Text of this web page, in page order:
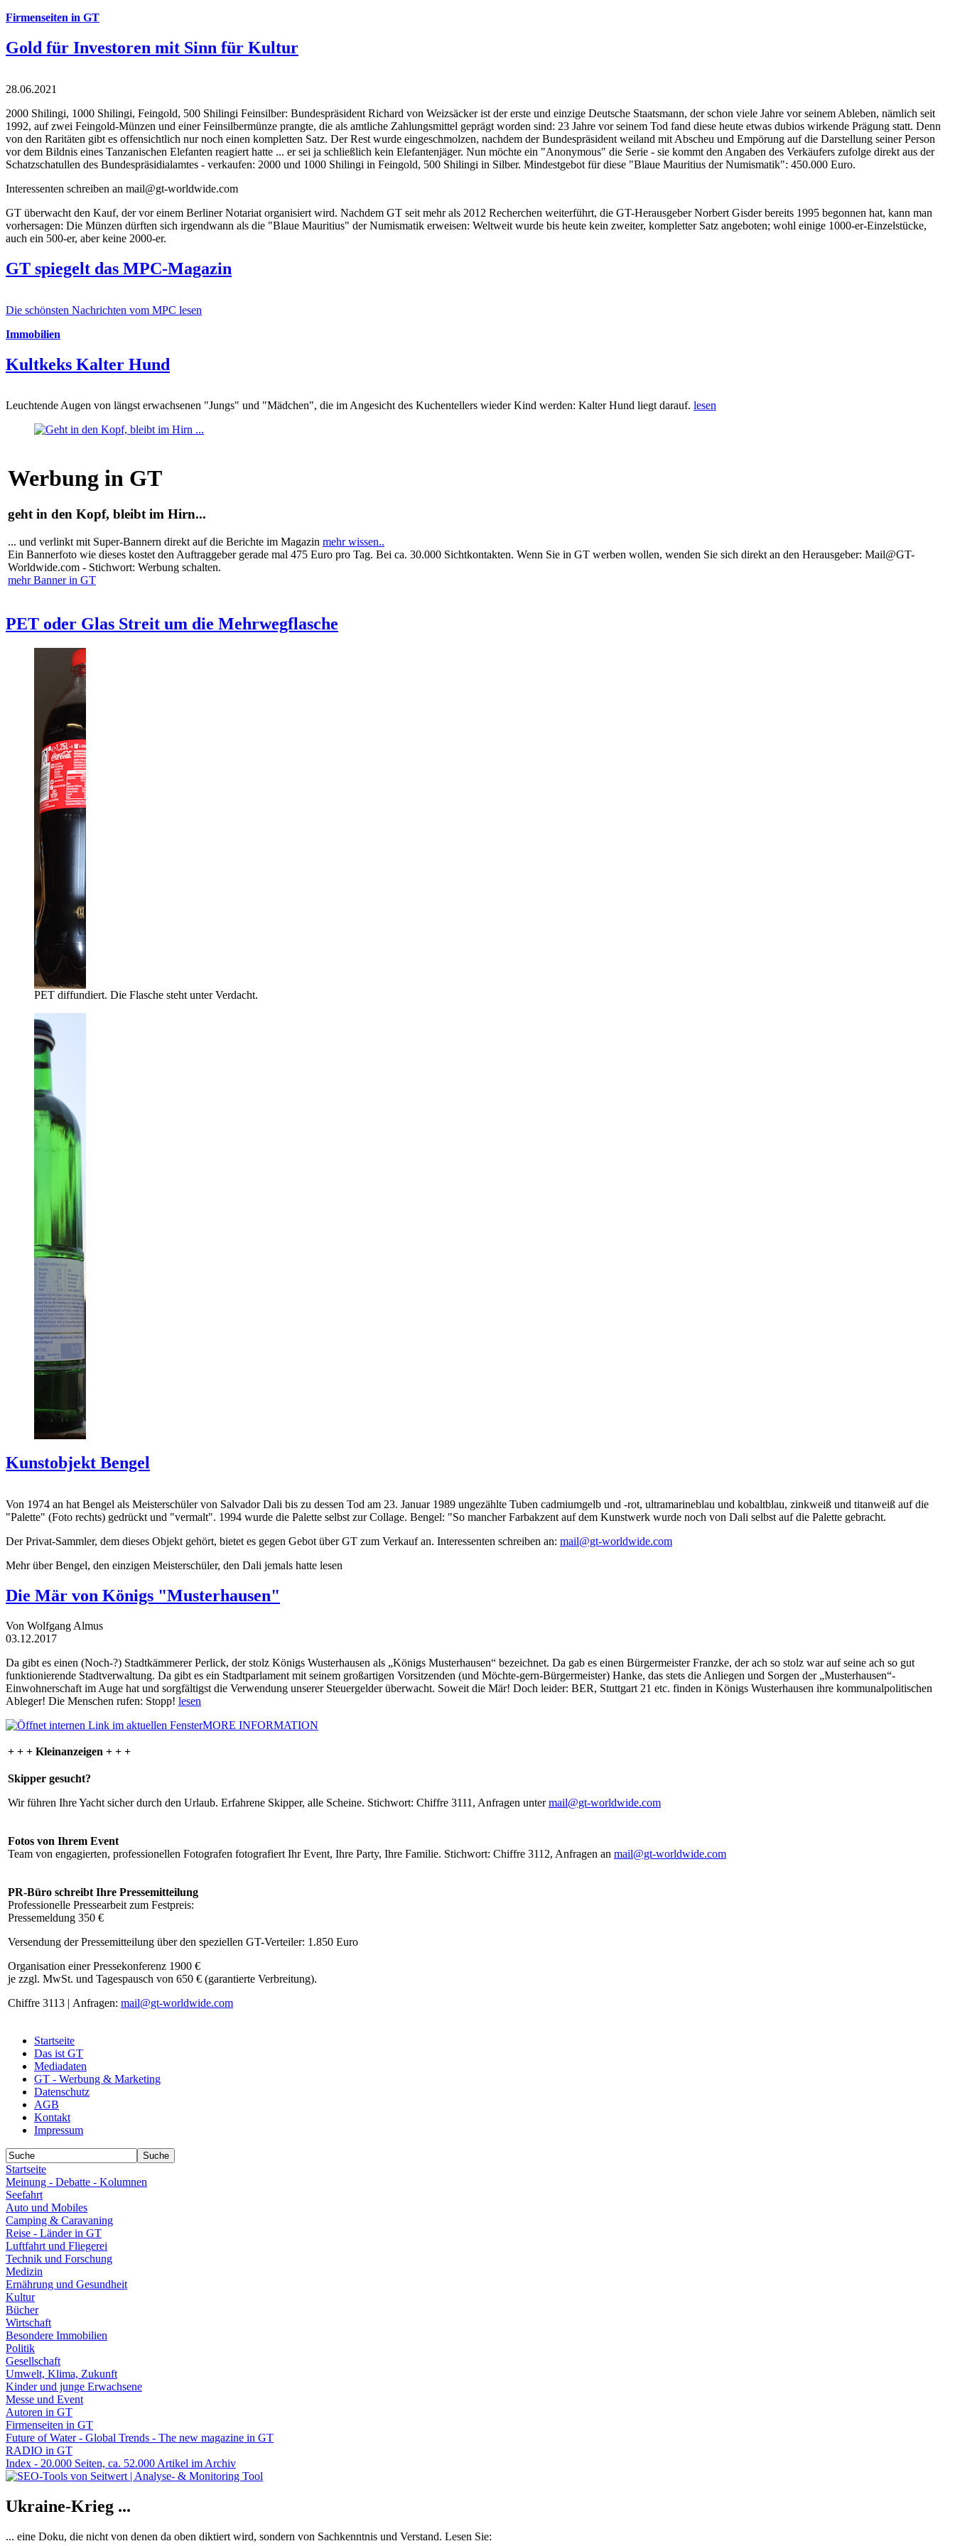
Firmenseiten in GT
Gold für Investoren mit Sinn für Kultur
28.06.2021
2000 Shilingi, 1000 Shilingi, Feingold, 500 Shilingi Feinsilber: Bundespräsident Richard von Weizsäcker ist der erste und einzige Deutsche Staatsmann, der schon viele Jahre vor seinem Ableben, nämlich seit
1992, auf zwei Feingold-Münzen und einer Feinsilbermünze prangte, die als amtliche Zahlungsmittel geprägt worden sind: 23 Jahre vor seinem Tod fand diese heute etwas dubios wirkende Prägung statt. Denn
von den Raritäten gibt es offensichtlich nur noch einen kompletten Satz. Der Rest wurde eingeschmolzen, nachdem der Bundespräsident weiland mit Abscheu und Empörung auf die Darstellung seiner Person
vor dem Bildnis eines Tanzanischen Elefanten reagiert hatte ... er sei ja schließlich kein Elefantenjäger. Nun möchte ein "Anonymous" die Serie - sie kommt den Angaben des Verkäufers zufolge direkt aus der
Schatzschatullen des Bundespräsidialamtes - verkaufen: 2000 und 1000 Shilingi in Feingold, 500 Shilingi in Silber. Mindestgebot für diese "Blaue Mauritius der Numismatik": 450.000 Euro.
Interessenten schreiben an mail@gt-worldwide.com
GT überwacht den Kauf, der vor einem Berliner Notariat organisiert wird. Nachdem GT seit mehr als 2012 Recherchen weiterführt, die GT-Herausgeber Norbert Gisder bereits 1995 begonnen hat, kann man
vorhersagen: Die Münzen dürften sich irgendwann als die "Blaue Mauritius" der Numismatik erweisen: Weltweit wurde bis heute kein zweiter, kompletter Satz angeboten; wohl einige 1000-er-Einzelstücke,
auch ein 500-er, aber keine 2000-er.
GT spiegelt das MPC-Magazin
Die schönsten Nachrichten vom MPC lesen
Immobilien
Kultkeks Kalter Hund
Leuchtende Augen von längst erwachsenen "Jungs" und "Mädchen", die im Angesicht des Kuchentellers wieder Kind werden: Kalter Hund liegt darauf. lesen
Werbung in GT
geht in den Kopf, bleibt im Hirn...
... und verlinkt mit Super-Bannern direkt auf die Berichte im Magazin mehr wissen..
Ein Bannerfoto wie dieses kostet den Auftraggeber gerade mal 475 Euro pro Tag. Bei ca. 30.000 Sichtkontakten. Wenn Sie in GT werben wollen, wenden Sie sich direkt an den Herausgeber: Mail@GT-
Worldwide.com - Stichwort: Werbung schalten.
mehr Banner in GT
PET oder Glas Streit um die Mehrwegflasche
PET diffundiert. Die Flasche steht unter Verdacht.
Kunstobjekt Bengel
Von 1974 an hat Bengel als Meisterschüler von Salvador Dali bis zu dessen Tod am 23. Januar 1989 ungezählte Tuben cadmiumgelb und -rot, ultramarineblau und kobaltblau, zinkweiß und titanweiß auf die
"Palette" (Foto rechts) gedrückt und "vermalt". 1994 wurde die Palette selbst zur Collage. Bengel: "So mancher Farbakzent auf dem Kunstwerk wurde noch von Dali selbst auf die Palette gebracht.
Der Privat-Sammler, dem dieses Objekt gehört, bietet es gegen Gebot über GT zum Verkauf an. Interessenten schreiben an: mail@gt-worldwide.com
Mehr über Bengel, den einzigen Meisterschüler, den Dali jemals hatte lesen
Die Mär von Königs "Musterhausen"
Von Wolfgang Almus
03.12.2017
Da gibt es einen (Noch-?) Stadtkämmerer Perlick, der stolz Königs Wusterhausen als „Königs Musterhausen“ bezeichnet. Da gab es einen Bürgermeister Franzke, der ach so stolz war auf seine ach so gut
funktionierende Stadtverwaltung. Da gibt es ein Stadtparlament mit seinem großartigen Vorsitzenden (und Möchte-gern-Bürgermeister) Hanke, das stets die Anliegen und Sorgen der „Musterhausen“-
Einwohnerschaft im Auge hat und sorgfältigst die Verwendung unserer Steuergelder überwacht. Soweit die Mär! Doch leider: BER, Stuttgart 21 etc. finden in Königs Wusterhausen ihre kommunalpolitischen
Ableger! Die Menschen rufen: Stopp! lesen
MORE INFORMATION
+ + + Kleinanzeigen + + +
Skipper gesucht?
Wir führen Ihre Yacht sicher durch den Urlaub. Erfahrene Skipper, alle Scheine. Stichwort: Chiffre 3111, Anfragen untermail@gt-worldwide.com
Fotos von Ihrem Event
Team von engagierten, professionellen Fotografen fotografiert Ihr Event, Ihre Party, Ihre Familie. Stichwort: Chiffre 3112, Anfragen an mail@gt-worldwide.com
PR-Büro schreibt Ihre Pressemitteilung
Professionelle Pressearbeit zum Festpreis:
Pressemeldung 350 €
Versendung der Pressemitteilung über den speziellen GT-Verteiler: 1.850 Euro
Organisation einer Pressekonferenz 1900 €
je zzgl. MwSt. und Tagespausch von 650 € (garantierte Verbreitung).
Chiffre 3113 | Anfragen: mail@gt-worldwide.com
Startseite
Das ist GT
Mediadaten
GT - Werbung & Marketing
Datenschutz
AGB
Kontakt
Impressum
Startseite
Meinung - Debatte - Kolumnen
Seefahrt
Auto und Mobiles
Camping & Caravaning
Reise - Länder in GT
Luftfahrt und Fliegerei
Technik und Forschung
Medizin
Ernährung und Gesundheit
Kultur
Bücher
Wirtschaft
Besondere Immobilien
Politik
Gesellschaft
Umwelt, Klima, Zukunft
Kinder und junge Erwachsene
Messe und Event
Autoren in GT
Firmenseiten in GT
Future of Water - Global Trends - The new magazine in GT
RADIO in GT
Index - 20.000 Seiten, ca. 52.000 Artikel im Archiv
Ukraine-Krieg ...
... eine Doku, die nicht von denen da oben diktiert wird, sondern von Sachkenntnis und Verstand. Lesen Sie: